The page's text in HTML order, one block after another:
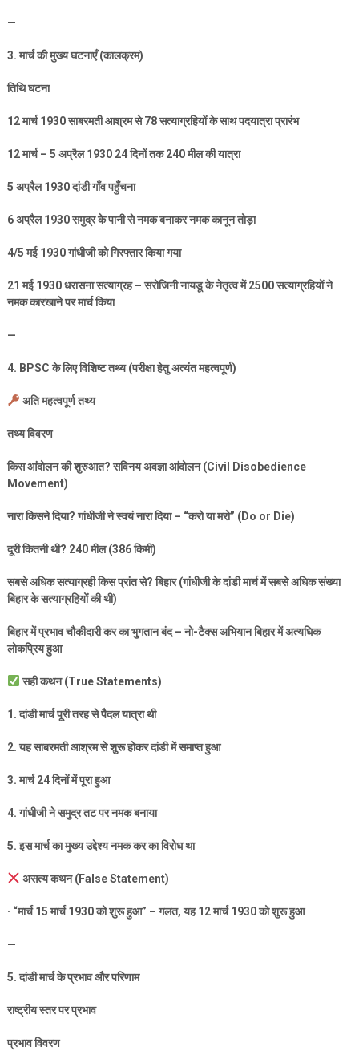
—
3.मार्च की मुख्य घटनाएँ (कालक्रम)
तिथि घटना
12मार्च1930साबरमती आश्रम से78सत्याग्रहियों के साथ पदयात्रा प्रारंभ
12मार्च – 5 अप्रैल1930 24दिनों तक240मील की यात्रा
5 अप्रैल1930दांडी गाँव पहुँचना
6अप्रैल1930समुद्र के पानी से नमक बनाकर नमक कानून तोड़ा
4/5मई1930गांधीजी को गिरफ्तार किया गया
21 मई1930धरासना सत्याग्रह – सरोजिनी नायडू के नेतृत्व में2500सत्याग्रहियों ने
नमक कारखाने पर मार्च किया
—
4. BPSCके लिए विशिष्ट तथ्य (परीक्षा हेतु अत्यंत महत्वपूर्ण)
अति महत्वपूर्ण तथ्य
तथ्य विवरण
किस आंदोलन की शुरुआत?सविनय अवज्ञा आंदोलन (Civil Disobedience
Movement)
नारा किसने दिया?गांधीजी ने स्वयं नारा दिया – “करो या मरो” (Do or Die)
दूरी कितनी थी? 240मील (386किमी)
सबसे अधिक सत्याग्रही किस प्रांत से?बिहार (गांधीजी के दांडी मार्च में सबसे अधिक संख्या
बिहार के सत्याग्रहियों की थी)
बिहार में प्रभाव चौकीदारी कर का भुगतान बंद – नो-टैक्स अभियान बिहार में अत्यधिक
लोकप्रिय हुआ
सही कथन (True Statements)
1.दांडी मार्च पूरी तरह से पैदल यात्रा थी
2.यह साबरमती आश्रम से शुरू होकर दांडी में समाप्त हुआ
3.मार्च24दिनों में पूरा हुआ
4.गांधीजी ने समुद्र तट पर नमक बनाया
5.इस मार्च का मुख्य उद्देश्य नमक कर का विरोध था
असत्य कथन (False Statement)
· “मार्च15मार्च1930को शुरू हुआ” – गलत,यह12मार्च1930को शुरू हुआ
—
5.दांडी मार्च के प्रभाव और परिणाम
राष्ट्रीय स्तर पर प्रभाव
प्रभाव विवरण